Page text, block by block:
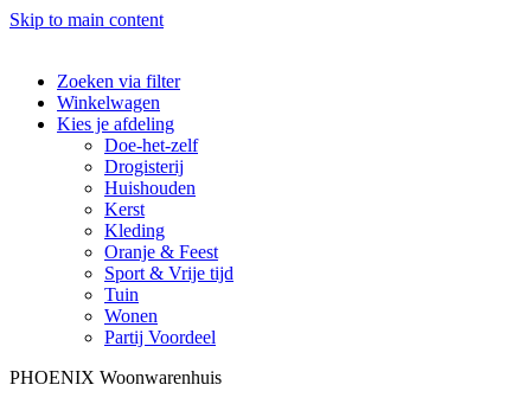
Skip to main content
Zoeken via filter
Winkelwagen
Kies je afdeling
Doe-het-zelf
Drogisterij
Huishouden
Kerst
Kleding
Oranje & Feest
Sport & Vrije tijd
Tuin
Wonen
Partij Voordeel
PHOENIX Woonwarenhuis